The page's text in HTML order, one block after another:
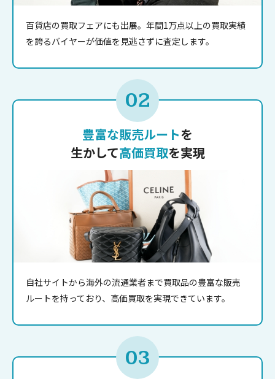
百貨店の買取フェアにも出展。年間1万点以上の買取実績
を誇るバイヤーが価値を見逃さずに査定します。
02
豊富な販売ルートを
生かして高価買取を実現
自社サイトから海外の流通業者まで買取品の豊富な販売
ルートを持っており、高価買取を実現できています。
03